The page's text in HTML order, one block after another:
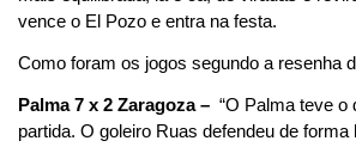
vence o El Pozo e entra na festa.
Como foram os jogos segundo a resenha
Palma 7 x 2 Zaragoza – “O Palma teve o
partida. O goleiro Ruas defendeu de forma